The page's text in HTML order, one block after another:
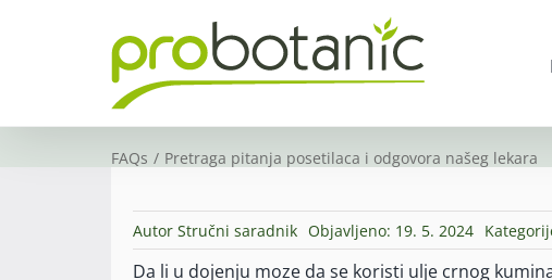
FAQs Pretraga pitanja posetilaca i odgovora našeg lekara
Autor Stručni saradnik Objavljeno: 19. 5. 2024
Da li u dojenju moze da se koristi ulje crnog